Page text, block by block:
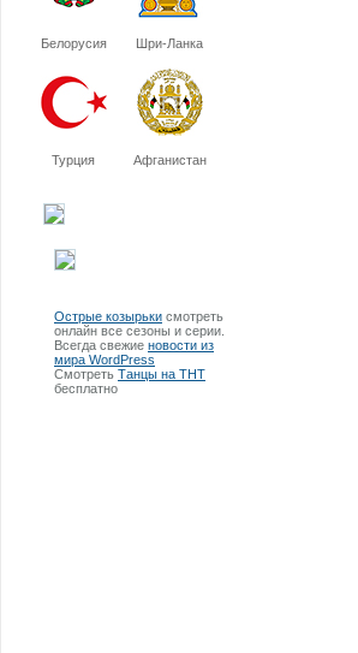
Белорусия Шри-Ланка
Турция Афганистан
Острые козырьки смотреть
онлайн все сезоны и серии.
Всегда свежие новости из
мира WordPress
Смотреть Танцы на ТНТ
бесплатно